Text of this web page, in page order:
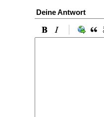
Deine Antwort